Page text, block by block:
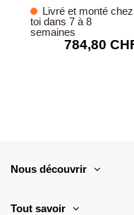
Livré et monté chez
toi dans 7 à 8
semaines
784,80
Nous découvrir
Tout savoir